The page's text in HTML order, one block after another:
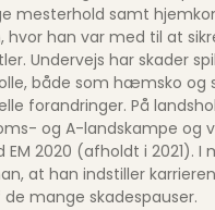
mesterhold samt
hvor han var med til at
Undervejs har skader
både som hæmsko og
forandringer. På
og A-landskampe og
2020 (afholdt i 2021). I
at han indstiller
mange skadespauser.